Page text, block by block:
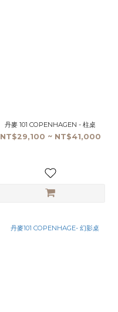
丹麥 101 COPENHAGEN - 柱桌
NT$29,100 ~ NT$41,000